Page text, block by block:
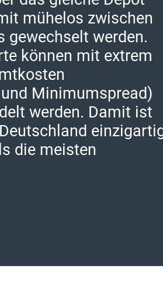
mühelos zwischen
gewechselt werden.
können mit extrem
Minimumspread)
werden. Damit ist
die meisten